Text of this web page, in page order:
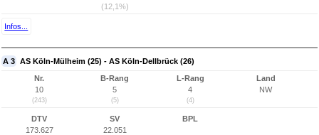
(12,1%)
Infos...
A 3 AS Köln-Mülheim (25) - AS Köln-Dellbrück (26)
Nr.
10
(243)
B-Rang
5
(5)
L-Rang
4
(4)
Land
NW
DTV
173.627
SV
22.051
BPL